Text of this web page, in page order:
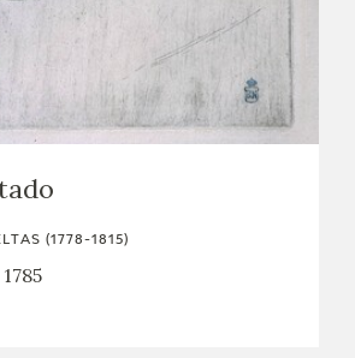
(1778-1815)